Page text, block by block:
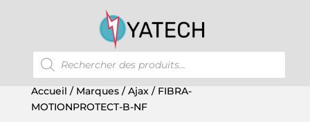
Recherche
de
produits
Accueil / Marques/Ajax/ FIBRA-
MOTIONPROTECT-B-NF